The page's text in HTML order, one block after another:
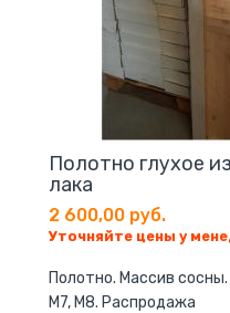
Полотно глухое
лака
2 600,00 руб.
Уточняйте цены у
Полотно. Массив
M7, М8. Распродажа